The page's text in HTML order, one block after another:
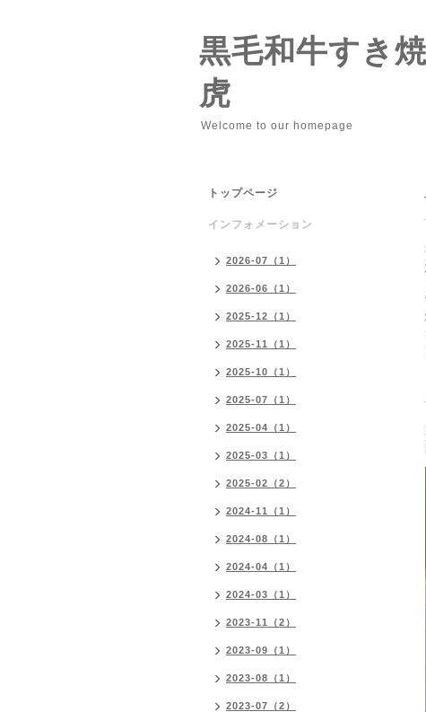
黒毛和牛す
虎
Welcome to our homepage
トップページ
インフォメーション
2026-07（1）
2026-06（1）
2025-12（1）
2025-11（1）
2025-10（1）
2025-07（1）
2025-04（1）
2025-03（1）
2025-02（2）
2024-11（1）
2024-08（1）
2024-04（1）
2024-03（1）
2023-11（2）
2023-09（1）
2023-08（1）
2023-07（2）